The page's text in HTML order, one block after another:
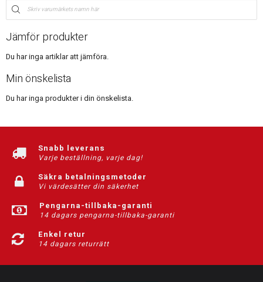
Jämför produkter
Du har inga artiklar att jämföra.
Min önskelista
Du har inga produkter i din önskelista.
Snabb leverans
Varje beställning, varje dag!
Säkra betalningsmetoder
Vi värdesätter din säkerhet
Pengarna-tillbaka-garanti
14 dagars pengarna-tillbaka-garanti
Enkel retur
14 dagars returrätt